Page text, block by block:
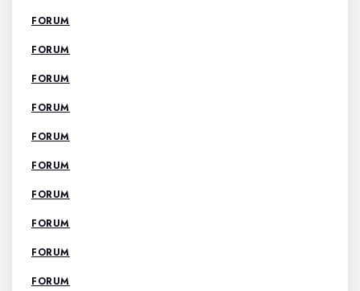
FORUM
FORUM
FORUM
FORUM
FORUM
FORUM
FORUM
FORUM
FORUM
FORUM